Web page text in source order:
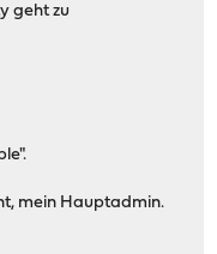
geht zu
mein Hauptadmin.